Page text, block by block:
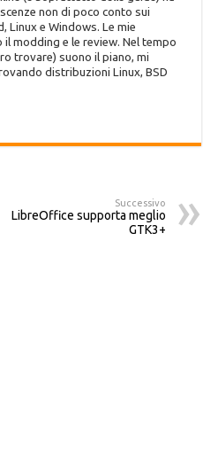
non di poco conto sui
Linux e Windows. Le mie
il modding e le review. Nel tempo
trovare) suono il piano, mi
distribuzioni Linux, BSD
Successivo
LibreOffice supporta meglio
GTK3+